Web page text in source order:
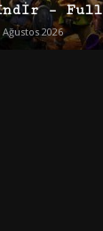
– Full
Ağustos 2026